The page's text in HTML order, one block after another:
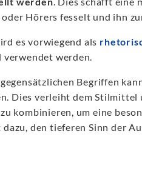
Hörers fesselt und ihn
es vorwiegend als
werden.
Begriffen
Dies verleiht dem
kombinieren, um eine
den tieferen Sinn der